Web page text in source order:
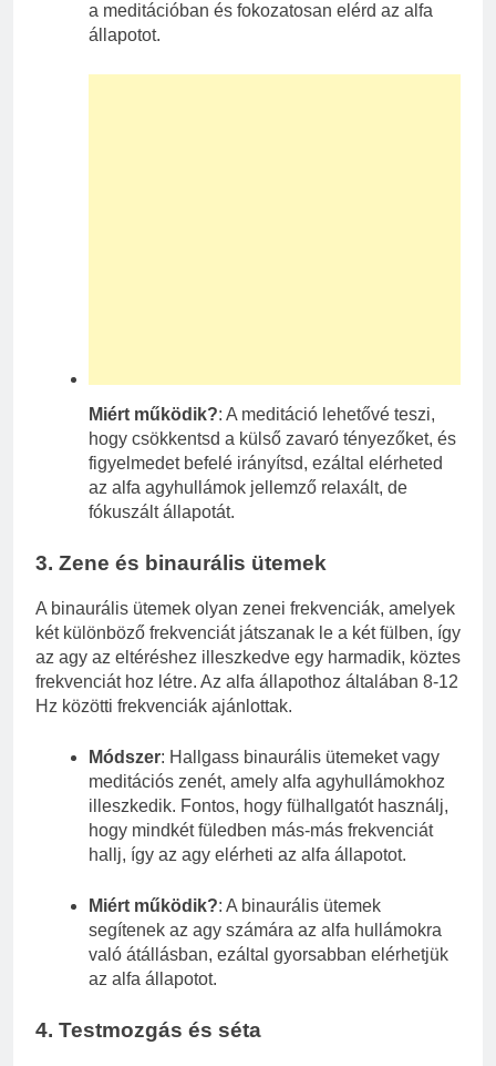
a meditációban és fokozatosan elérd az alfa
állapotot.
Miért működik?: A meditáció lehetővé teszi,
hogy csökkentsd a külső zavaró tényezőket, és
figyelmedet befelé irányítsd, ezáltal elérheted
az alfa agyhullámok jellemző relaxált, de
fókuszált állapotát.
3. Zene és binaurális ütemek
A binaurális ütemek olyan zenei frekvenciák, amelyek
két különböző frekvenciát játszanak le a két fülben, így
az agy az eltéréshez illeszkedve egy harmadik, köztes
frekvenciát hoz létre. Az alfa állapothoz általában 8-12
Hz közötti frekvenciák ajánlottak.
Módszer: Hallgass binaurális ütemeket vagy
meditációs zenét, amely alfa agyhullámokhoz
illeszkedik. Fontos, hogy fülhallgatót használj,
hogy mindkét füledben más-más frekvenciát
hallj, így az agy elérheti az alfa állapotot.
Miért működik?: A binaurális ütemek
segítenek az agy számára az alfa hullámokra
való átállásban, ezáltal gyorsabban elérhetjük
az alfa állapotot.
4. Testmozgás és séta